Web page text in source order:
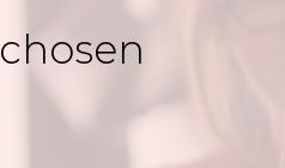
chosen